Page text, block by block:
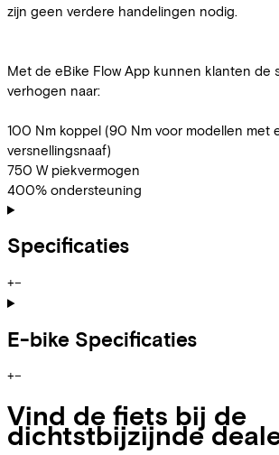
zijn geen verdere handelingen nodig.
Met de eBike Flow App kunnen klanten de
verhogen naar:
100 Nm koppel (90 Nm voor modellen met
versnellingsnaaf)
750 W piekvermogen
400% ondersteuning
Specificaties
+−
E-bike Specificaties
+−
Vind de fiets bij de
dichtstbijzijnde